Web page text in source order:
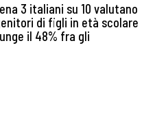
3 italiani su 10 valutano
di figli in età scolare
il 48% fra gli